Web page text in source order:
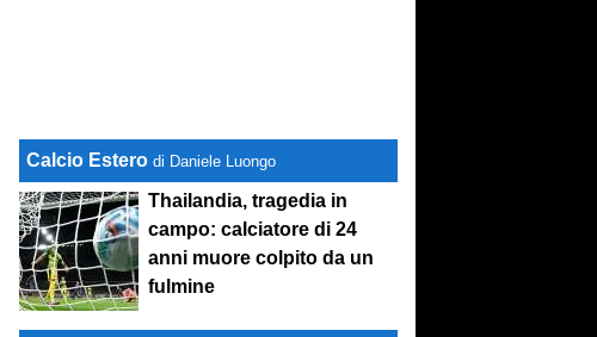
Calcio Estero di Daniele Luongo
Thailandia, tragedia in
campo: calciatore di 24
anni muore colpito da un
fulmine